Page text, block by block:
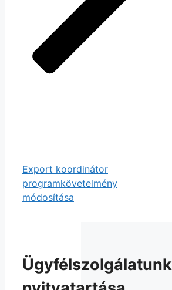
Export koordinátor
programkövetelmény
módosítása
Ügyfélszolgálatunk